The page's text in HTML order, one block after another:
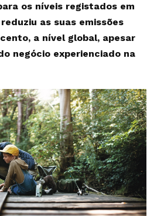
os níveis registados em
as suas emissões
a nível global, apesar
negócio experienciado na